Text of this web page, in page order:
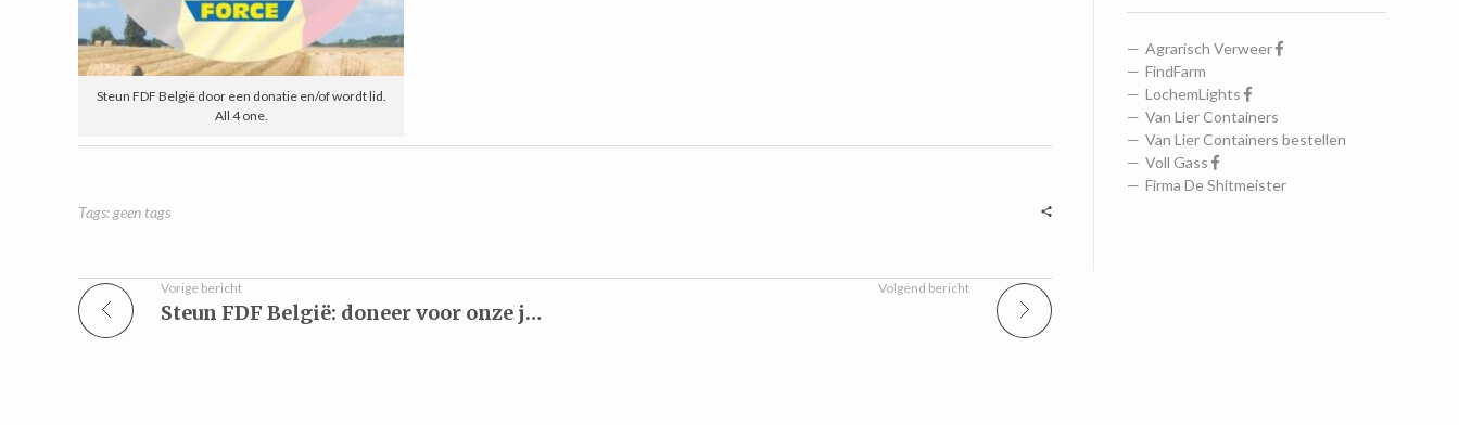
Steun FDF België door een donatie en/of wordt lid.
All 4 one.
Tags: geen tags
Vorige bericht
Steun FDF België: doneer voor onze juridische strijd
Volgend bericht
Agrarisch Verweer
FindFarm
LochemLights
Van Lier Containers
Van Lier Containers bestellen
Voll Gass
Firma De Shitmeister